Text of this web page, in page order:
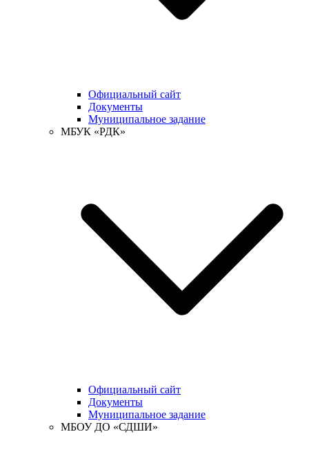
Официальный сайт
Документы
Муниципальное задание
МБУК «РДК»
Официальный сайт
Документы
Муниципальное задание
МБОУ ДО «СДШИ»